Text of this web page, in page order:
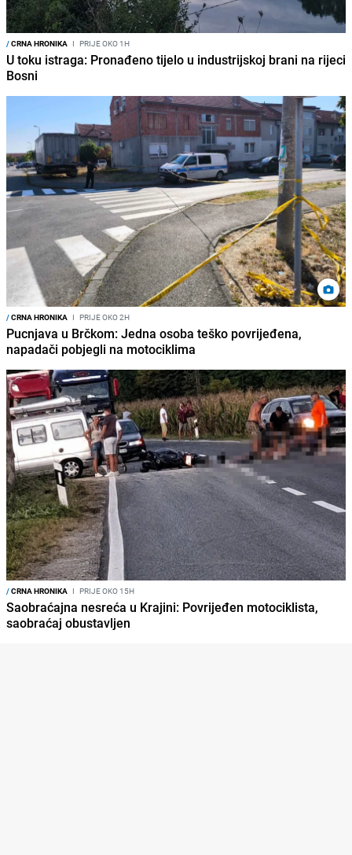
/CRNA HRONIKA I PRIJE OKO 1H
U toku istraga: Pronađeno tijelo u industrijskoj brani na rijeci
Bosni
/CRNA HRONIKA I PRIJE OKO 2H
Pucnjava u Brčkom: Jedna osoba teško povrijeđena,
napadači pobjegli na motociklima
/CRNA HRONIKA I PRIJE OKO 15H
Saobraćajna nesreća u Krajini: Povrijeđen motociklista,
saobraćaj obustavljen